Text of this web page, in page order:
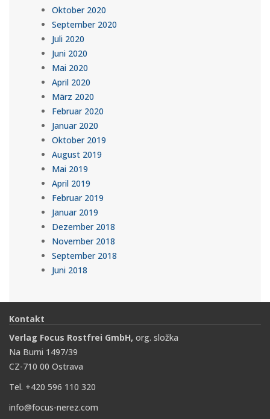
Oktober 2020
September 2020
Juli 2020
Juni 2020
Mai 2020
April 2020
März 2020
Februar 2020
Januar 2020
Oktober 2019
August 2019
Mai 2019
April 2019
Februar 2019
Januar 2019
Dezember 2018
November 2018
September 2018
Juni 2018
Kontakt
Verlag Focus Rostfrei GmbH, org. složka
Na Burni 1497/39
CZ-710 00 Ostrava
Tel. +420 596 110 320
info@focus-nerez.com